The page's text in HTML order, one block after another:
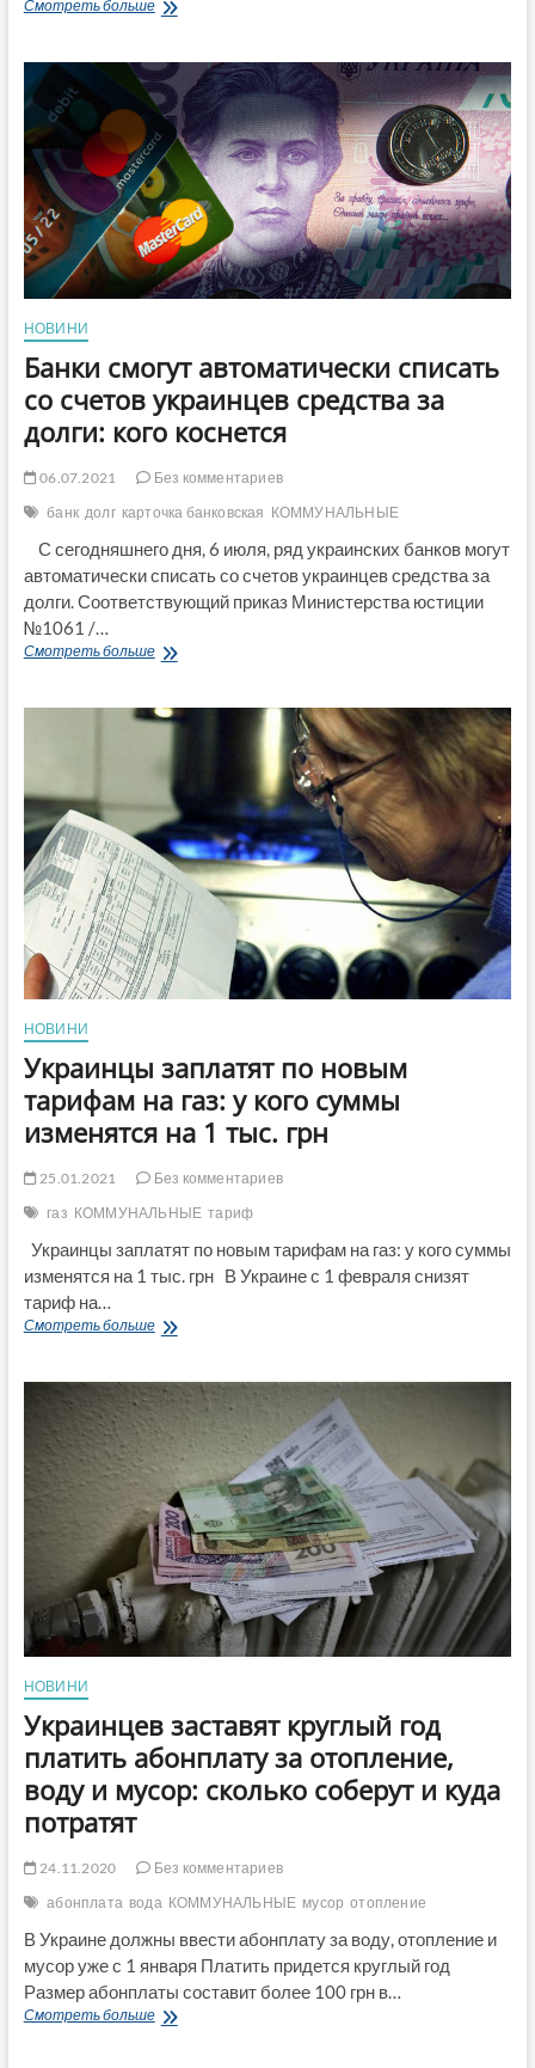
Смотреть большеУкраинцам
по
коммуналке
будут
блокировать
банковские
карточки:
что
важно
знать
НОВИНИ
Банки смогут автоматически списать
со счетов украинцев средства за
долги: кого коснется
06.07.2021
Без комментариев
банк долг карточка банковская КОММУНАЛЬНЫЕ
С сегодняшнего дня, 6 июля, ряд украинских банков могут
автоматически списать со счетов украинцев средства за
долги. Соответствующий приказ Министерства юстиции
№1061 /…
Смотреть большеБанки
списать
счетов
средства
за
долги:
кого
коснется
НОВИНИ
Украинцы заплатят по новым
тарифам на газ: у кого суммы
изменятся на 1 тыс. грн
25.01.2021
Без комментариев
газ КОММУНАЛЬНЫЕ тариф
Украинцы заплатят по новым тарифам на газ: у кого суммы
изменятся на 1 тыс. грн В Украине с 1 февраля снизят
тариф на…
Смотреть большеУкраинцы
новым
тарифам
на
газ:
у
кого
суммы
изменятся
на
1
тыс.
грн
НОВИНИ
Украинцев заставят круглый год
платить абонплату за отопление,
воду и мусор: сколько соберут и куда
потратят
24.11.2020
Без комментариев
абонплата вода КОММУНАЛЬНЫЕ мусор отопление
В Украине должны ввести абонплату за воду, отопление и
мусор уже с 1 января Платить придется круглый год
Размер абонплаты составит более 100 грн в…
Смотреть большеУкраинцев